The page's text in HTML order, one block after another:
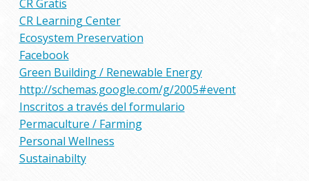
CR Gratis
CR Learning Center
Ecosystem Preservation
Facebook
Green Building / Renewable Energy
http://schemas.google.com/g/2005#event
Inscritos a través del formulario
Permaculture / Farming
Personal Wellness
Sustainabilty